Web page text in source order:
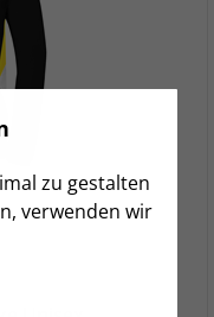
zu gestalten
verwenden wir